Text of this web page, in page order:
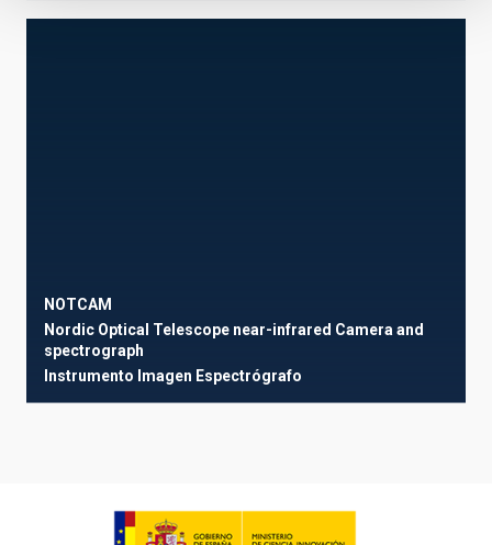
NOTCAM
Nordic Optical Telescope near-infrared Camera and
spectrograph
Instrumento Imagen Espectrógrafo